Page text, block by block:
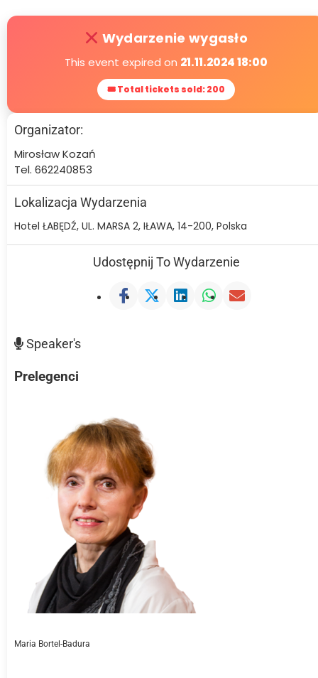
Wydarzenie wygasło
This event expired on 21.11.2024 18:00
🎟 Total tickets sold: 200
Organizator:
Mirosław Kozań
Tel. 662240853
Lokalizacja Wydarzenia
Hotel ŁABĘDŹ, UL. MARSA 2, IŁAWA, 14-200, Polska
Udostępnij To Wydarzenie
Speaker's
Prelegenci
Maria Bortel-Badura